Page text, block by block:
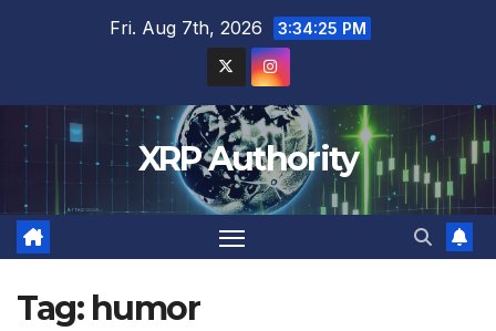
Fri. Aug 7th, 2026 3:34:26 PM
XRP Authority
Tag: humor